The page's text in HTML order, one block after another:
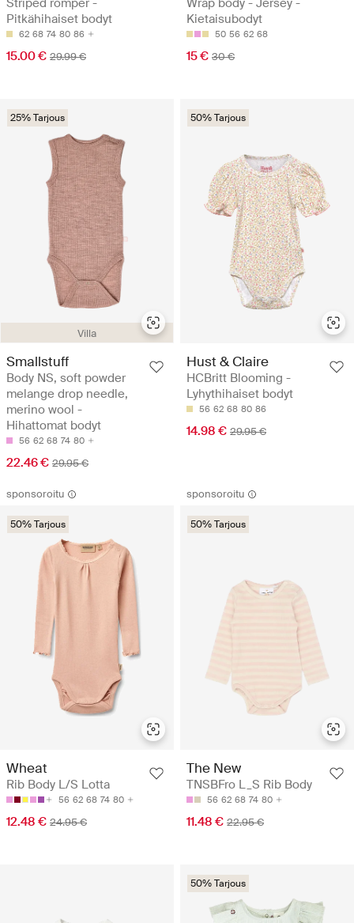
Striped romper -
Pitkähihaiset bodyt
62 68 74 80 86
15.00 € 29.99 €
Wrap body - Jersey -
Kietaisubodyt
50 56 62 68
15 € 30 €
Villa
25% Tarjous
Smallstuff
Body NS, soft powder
melange drop needle,
merino wool -
Hihattomat bodyt
56 62 68 74 80
22.46 € 29.95 €
50% Tarjous
Hust & Claire
HCBritt Blooming -
Lyhythihaiset bodyt
56 62 68 80 86
14.98 € 29.95 €
sponsoroitu
50% Tarjous
Wheat
Rib Body L/S Lotta
56 62 68 74 80
12.48 € 24.95 €
sponsoroitu
50% Tarjous
The New
TNSBFro L_S Rib Body
56 62 68 74 80
11.48 € 22.95 €
50% Tarjous